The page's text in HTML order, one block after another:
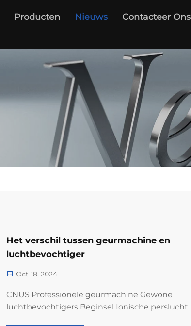
Producten Nieuws
Contacteer Ons
Het verschil tussen geurmachine en
luchtbevochtiger
Oct 18, 2024
CNUS Professionele geurmachine Gewone
luchtbevochtigers Beginsel Ionische perslucht